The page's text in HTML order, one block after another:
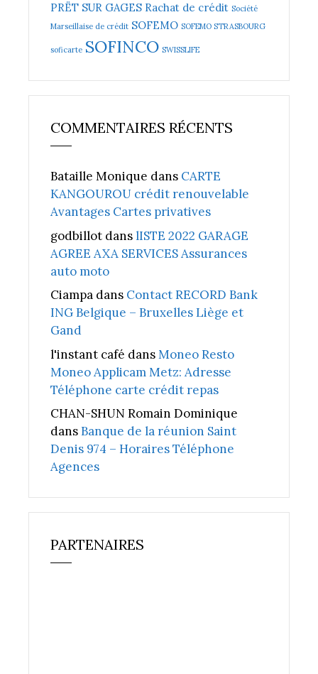
PRËT SUR GAGES Rachat de crédit Société
Marseillaise de crédit SOFEMO SOFEMO STRASBOURG
soficarte SOFINCO SWISSLIFE
COMMENTAIRES RÉCENTS
Bataille Monique dans CARTE
KANGOUROU crédit renouvelable
Avantages Cartes privatives
godbillot danslISTE 2022 GARAGE
AGREE AXA SERVICES Assurances
auto moto
Ciampa dans Contact RECORD Bank
ING Belgique – Bruxelles Liège et
Gand
l'instant café dansMoneo Resto
Moneo Applicam Metz: Adresse
Téléphone carte crédit repas
CHAN-SHUN Romain Dominique
dansBanque de la réunion Saint
Denis 974 – Horaires Téléphone
Agences
PARTENAIRES